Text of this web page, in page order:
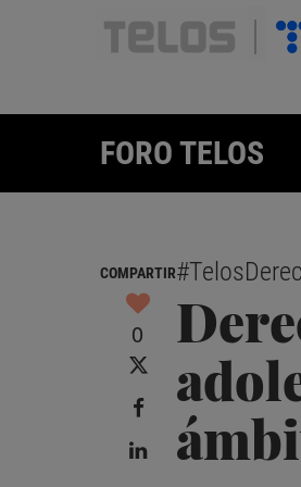
FORO TELOS
COMPARTIR
0